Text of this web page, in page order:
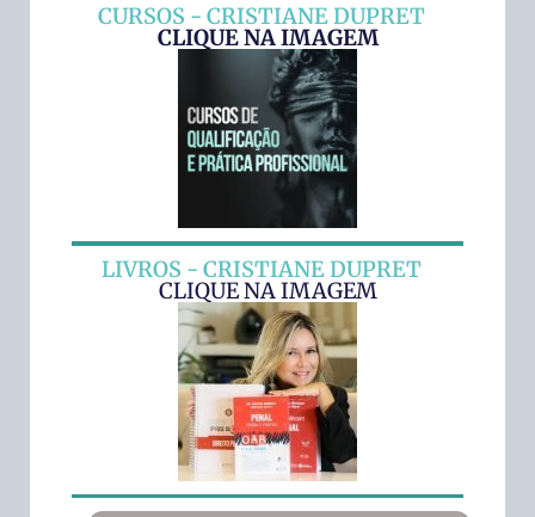
CURSOS - CRISTIANE DUPRET
CLIQUE NA IMAGEM
LIVROS - CRISTIANE DUPRET
CLIQUE NA IMAGEM